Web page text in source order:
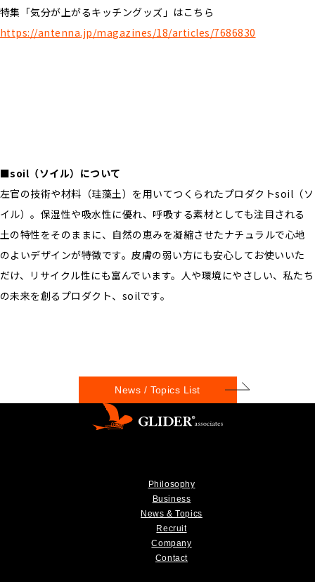
特集「気分が上がるキッチングッズ」はこちら
https://antenna.jp/magazines/18/articles/7686830
■soil（ソイル）について
左官の技術や材料（珪藻土）を用いてつくられたプロダクトsoil（ソ
イル）。保湿性や吸水性に優れ、呼吸する素材としても注目される
土の特性をそのままに、自然の恵みを凝縮させたナチュラルで心地
のよいデザインが特徴です。皮膚の弱い方にも安心してお使いいた
だけ、リサイクル性にも富んでいます。人や環境にやさしい、私たち
の未来を創るプロダクト、soilです。
News / Topics List
Philosophy
Business
News & Topics
Recruit
Company
Contact